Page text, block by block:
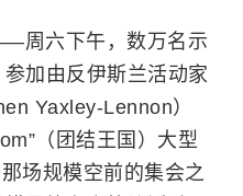
周六下午，数万名示
加由反伊斯兰活动家
Yaxley-Lennon）
（团结王国）大型
场规模空前的集会之